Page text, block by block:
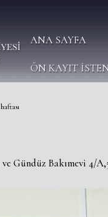
ANA SAYFA
ÖN KAYIT
Gündüz Bakımevi 4/